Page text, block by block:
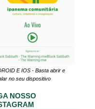
E IOS - Basta abrir e
no seu dispositivo
NOSSO